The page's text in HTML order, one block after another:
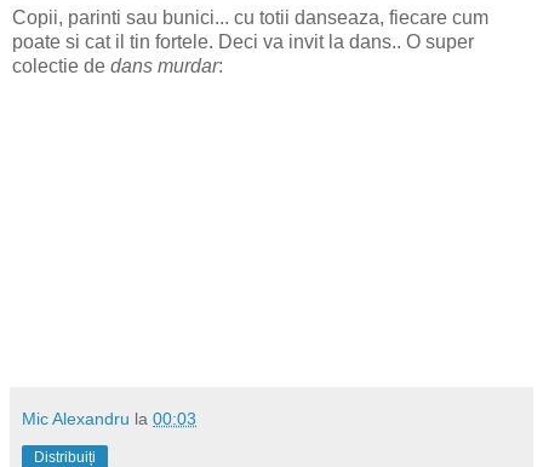
Copii, parinti sau bunici... cu totii danseaza, fiecare cum
poate si cat il tin fortele. Deci va invit la dans.. O super
colectie de dans murdar:
Mic Alexandru la 00:03
Distribuiți